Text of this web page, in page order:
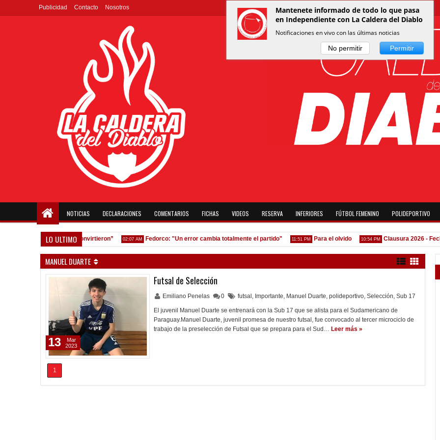
Publicidad Contacto Nosotros
NOTICIAS DECLARACIONES COMENTARIOS FICHAS VIDEOS RESERVA INFERIORES FÚTBOL FEMENINO POLIDEPORTIVO
LO ULTIMO
equivocamos y ellos convirtieron” 02:07 AM Fedorco: "Un error cambia totalmente el partido" 11:51 PM Para el olvido 10:54 PM Clausura 2026 - Fecha 4
MANUEL DUARTE
Futsal de Selección
Emiliano Penelas 0 futsal , Importante, Manuel Duarte, polideportivo, Selección, Sub 17
El juvenil Manuel Duarte se entrenará con la Sub 17 que se alista para el Sudamericano de
Paraguay.Manuel Duarte, juvenil promesa de nuestro futsal, fue convocado al tercer microciclo de
trabajo de la preselección de Futsal que se prepara para el Sud… Leer más »
13
Mar
2023
1
Mantenete informado de todo lo que pasa
en Independiente con La Caldera del Diablo
Notificaciones en vivo con las últimas noticias
No permitir Permitir